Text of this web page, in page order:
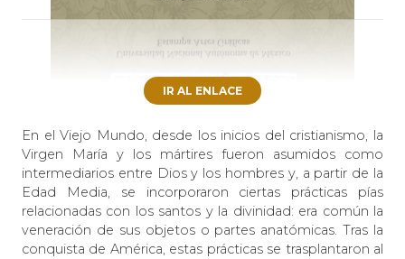
IR AL ENLACE
En el Viejo Mundo, desde los inicios del cristianismo, la
Virgen María y los mártires fueron asumidos como
intermediarios entre Dios y los hombres y, a partir de la
Edad Media, se incorporaron ciertas prácticas pías
relacionadas con los santos y la divinidad: era común la
veneración de sus objetos o partes anatómicas. Tras la
conquista de América, estas prácticas se trasplantaron al